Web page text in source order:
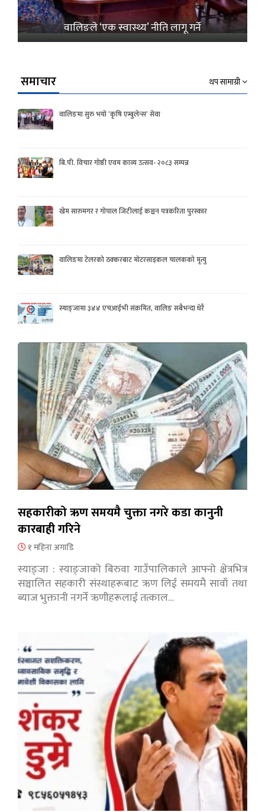
वालिङले ‘एक स्वास्थ्य’ नीति लागू गर्ने
समाचार थप सामाग्री
वालिङमा सुरु भयो ‘कृषि एम्बुलेन्स’ सेवा
बि.पी. विचार गोष्ठी एवम काव्य उत्सव- २०८३ सम्पन्न
खेम सारुमगर र गोपाल जिटीलाई कञ्चन पत्रकरिता पुरस्कार
वालिङमा टेलरको ठक्करबाट मोटरसाइकल चालकको मृत्यु
स्याङ्जामा ३४४ एचआईभी संक्रमित, वालिङ सबैभन्दा धेरै
सहकारीको ऋण समयमै चुक्ता नगरे कडा कानुनी
कारबाही गरिने
१ महिना अगाडि
स्याङ्जा : स्याङ्जाको बिरुवा गाउँपालिकाले आफ्नो क्षेत्रभित्र
सञ्चालित सहकारी संस्थाहरूबाट ऋण लिई समयमै सावाँ तथा
ब्याज भुक्तानी नगर्ने ऋणीहरूलाई तत्काल…